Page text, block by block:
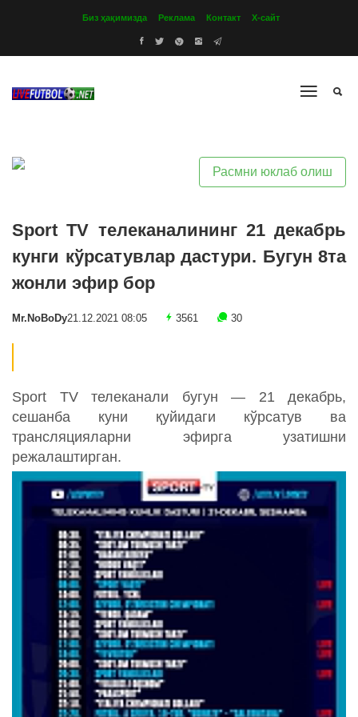
Биз ҳақимизда Реклама Контакт Х-сайт
Расмни юклаб олиш
Sport TV телеканалининг 21 декабрь
кунги кўрсатувлар дастури. Бугун 8та
жонли эфир бор
Mr.NoBoDy21.12.2021 08:05 3561 30
Sport TV телеканали бугун — 21 декабрь,
сешанба куни қуйидаги кўрсатув ва
трансляцияларни эфирга узатишни
режалаштирган.